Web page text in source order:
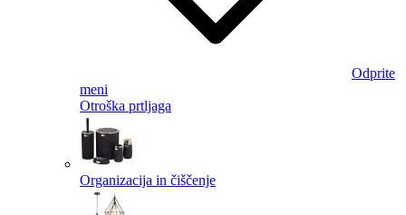
Odprite
meni
Otroška prtljaga
Organizacija in čiščenje